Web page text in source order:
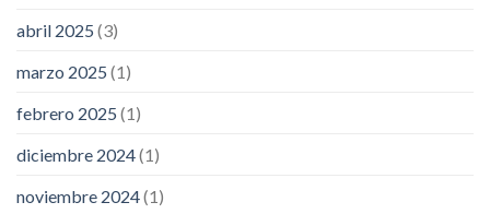
abril 2025 (3)
marzo 2025 (1)
febrero 2025 (1)
diciembre 2024(1)
noviembre 2024(1)